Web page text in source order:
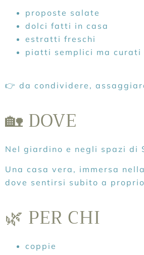
proposte salate
dolci fatti in casa
estratti freschi
piatti semplici ma curati
👉 da condividere,
🏡 DOVE
Nel giardino e negli spazi di
Una casa vera, immersa
dove sentirsi subito a
🌿 PER CHI
coppie